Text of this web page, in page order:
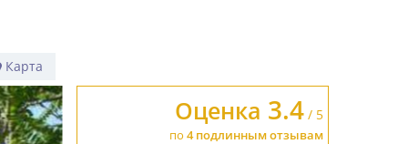
Карта
Оценка 3.4 / 5
по 4 подлинным отзывам